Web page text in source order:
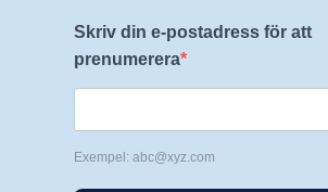
Skriv din e-postadress för att
prenumerera
Exempel: abc@xyz.com